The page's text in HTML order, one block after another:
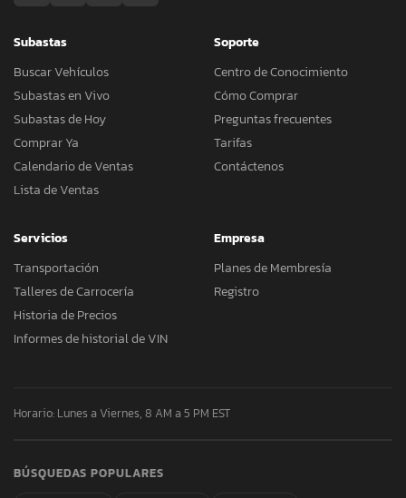
Subastas
Buscar Vehículos
Subastas en Vivo
Subastas de Hoy
Comprar Ya
Calendario de Ventas
Lista de Ventas
Soporte
Centro de Conocimiento
Cómo Comprar
Preguntas frecuentes
Tarifas
Contáctenos
Servicios
Transportación
Talleres de Carrocería
Historia de Precios
Informes de historial de VIN
Empresa
Planes de Membresía
Registro
Horario: Lunes a Viernes, 8 AM a 5 PM EST
BÚSQUEDAS POPULARES